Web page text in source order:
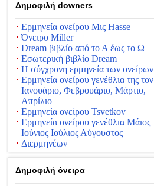
Δημοφιλή downers
Ερμηνεία ονείρου Μις Hasse
Όνειρο Miller
Dream βιβλίο από το Α έως το Ω
Εσωτερική βιβλίο Dream
Η σύγχρονη ερμηνεία των ονείρων
Ερμηνεία ονείρου γενέθλια της τον
Ιανουάριο, Φεβρουάριο, Μάρτιο,
Απρίλιο
Ερμηνεία ονείρου Tsvetkov
Ερμηνεία ονείρου γενέθλια Μάιος
Ιούνιος Ιούλιος Αύγουστος
Διερμηνέων
Δημοφιλή όνειρα